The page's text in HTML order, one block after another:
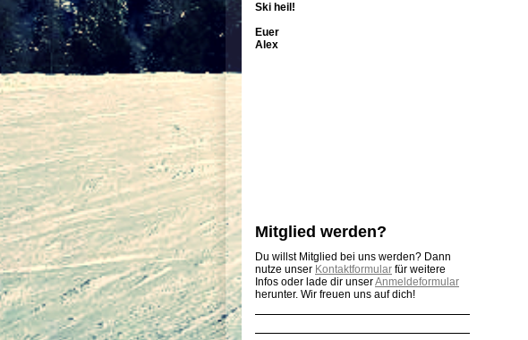
Ski heil!
Euer
Alex
Mitglied werden?
Du willst Mitglied bei uns werden? Dann
nutze unser Kontaktformular für weitere
Infos oder lade dir unserAnmeldeformular
herunter. Wir freuen uns auf dich!